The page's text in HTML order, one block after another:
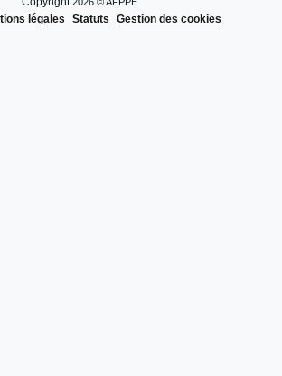
légales Statuts Gestion des cookies